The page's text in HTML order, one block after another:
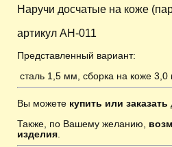
Наручи досчатые на коже
артикул AH-011
Представленный вариант:
сталь 1,5 мм, сборка на коже 3,0
Вы можете купить или заказать
Также, по Вашему желанию,
изделия